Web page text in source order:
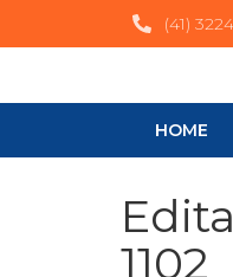
(41)
HOME
1102